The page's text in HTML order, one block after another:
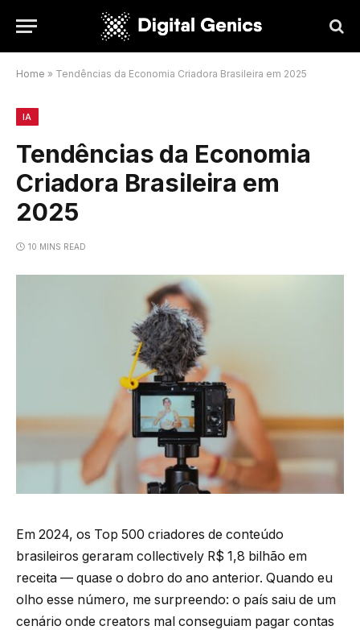
Home » Tendências da Economia Criadora Brasileira em 2025
IA
Tendências da Economia
Criadora Brasileira em
2025
10 MINS READ
Em 2024, os Top 500 criadores de conteúdo
brasileiros geraram collectively R$ 1,8 bilhão em
receita — quase o dobro do ano anterior. Quando eu
olho esse número, me surpreendo: o país saiu de um
cenário onde creators mal conseguiam pagar contas